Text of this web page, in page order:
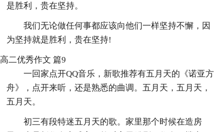
是胜利，贵在坚持。
我们无论做任何事都应该向他们一样坚持不懈，因
为坚持就是胜利，贵在坚持!
高二优秀作文 篇9
一回家点开QQ音乐，新歌推荐有五月天的《诺亚方
舟》，点开来听，还是熟悉的曲调。五月天，五月天，
五月天。
初三有段特迷五月天的歌。家里那个时候在造房